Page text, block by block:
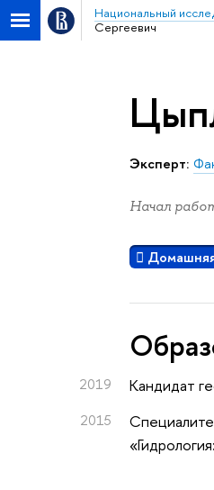
Национальный
Сергеевич
Эксперт:
Начал
2019 Кандидат
2015